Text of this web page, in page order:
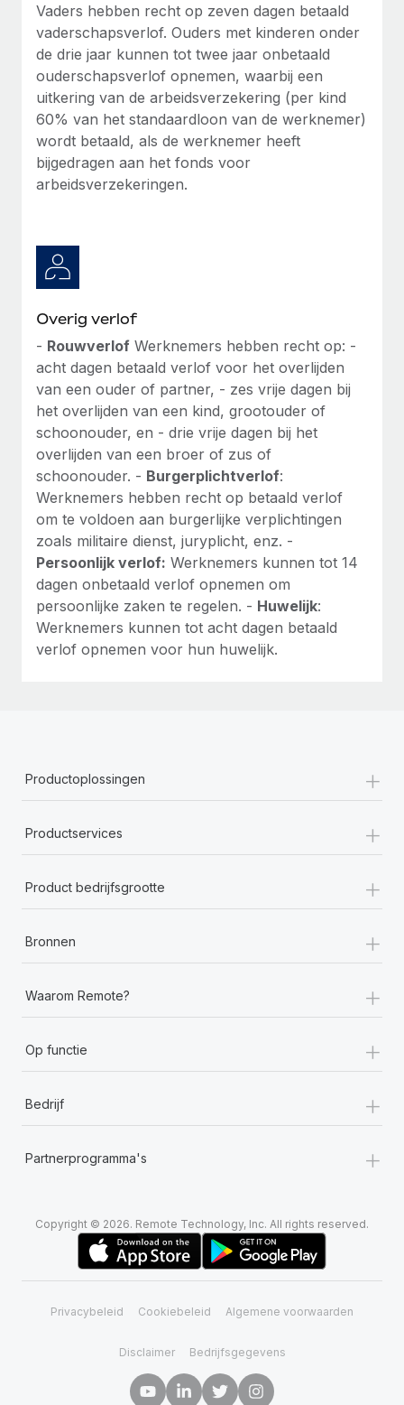
Vaders hebben recht op zeven dagen betaald
vaderschapsverlof. Ouders met kinderen onder
de drie jaar kunnen tot twee jaar onbetaald
ouderschapsverlof opnemen, waarbij een
uitkering van de arbeidsverzekering (per kind
60% van het standaardloon van de werknemer)
wordt betaald, als de werknemer heeft
bijgedragen aan het fonds voor
arbeidsverzekeringen.
Overig verlof
- Rouwverlof Werknemers hebben recht op: -
acht dagen betaald verlof voor het overlijden
van een ouder of partner, - zes vrije dagen bij
het overlijden van een kind, grootouder of
schoonouder, en - drie vrije dagen bij het
overlijden van een broer of zus of
schoonouder. - Burgerplichtverlof:
Werknemers hebben recht op betaald verlof
om te voldoen aan burgerlijke verplichtingen
zoals militaire dienst, juryplicht, enz. -
Persoonlijk verlof: Werknemers kunnen tot 14
dagen onbetaald verlof opnemen om
persoonlijke zaken te regelen. - Huwelijk:
Werknemers kunnen tot acht dagen betaald
verlof opnemen voor hun huwelijk.
Productoplossingen +
Productservices +
Product bedrijfsgrootte +
Bronnen +
Waarom Remote? +
Op functie +
Bedrijf +
Partnerprogramma's +
Copyright © 2026. Remote Technology, Inc. All rights reserved.
Privacybeleid Cookiebeleid Algemene voorwaarden
Disclaimer Bedrijfsgegevens